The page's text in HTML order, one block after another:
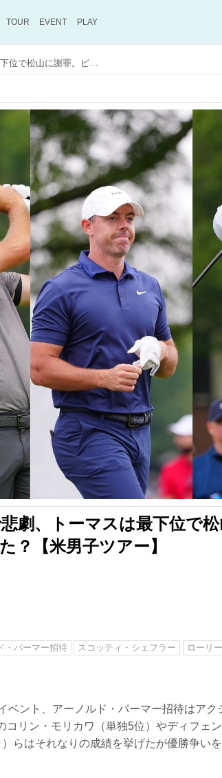
TOUR EVENT PLAY
マキロイはジムで悲劇、トーマスは最下位で松山に謝罪。ビッグネームに何が起きた？【米男子ツアー】
劇、トーマスは最下位で
？【米男子ツアー】
・パーマー招待 スコッティ・シェフラー
ローリ
ベント、アーノルド・パーマー招待はア
コリン・モリカワ（単独5位）やディフェ
らはそれなりの成績を挙げたが優勝争い